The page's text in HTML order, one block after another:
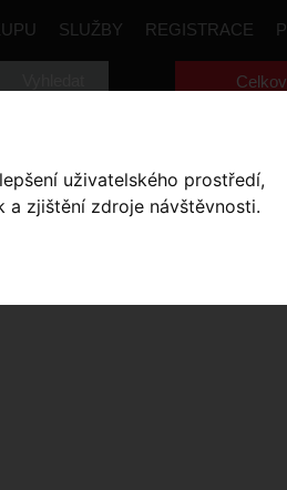
uživatelského prostředí,
a zjištění zdroje návštěvnosti.
SLUŽBY REGISTRACE
SKLADEM V